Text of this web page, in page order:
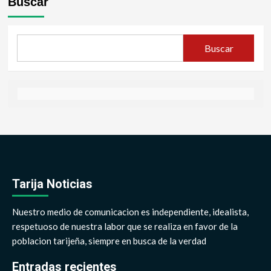
Buscar
Tarija Noticias
Nuestro medio de comunicacion es independiente, idealista,
respetuoso de nuestra labor que se realiza en favor de la
poblacion tarijeña, siempre en busca de la verdad
Entradas recientes